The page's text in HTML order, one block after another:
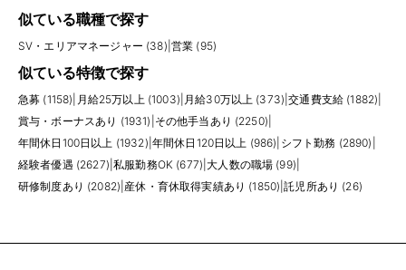
似ている職種で探す
SV・エリアマネージャー (38) 営業 (95)
似ている特徴で探す
急募 (1158) 月給25万以上 (1003) 月給30万以上 (373) |交通費支給 (1882)
賞与・ボーナスあり (1931) その他手当あり (2250)
年間休日100日以上 (1932) 年間休日120日以上 (986) シフト勤務 (2890)
経験者優遇 (2627) |私服勤務OK (677) |大人数の職場 (99)
研修制度あり (2082) 産休・育休取得実績あり (1850) |託児所あり (26)